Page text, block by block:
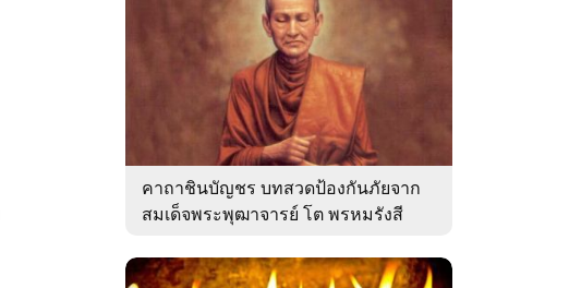
คาถาชินบัญชร บทสวดป้องกันภัยจาก
สมเด็จพระพุฒาจารย์ โต พรหมรังสี